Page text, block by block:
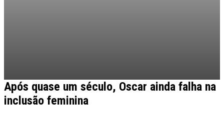
Após quase um século, Oscar ainda falha na
inclusão feminina